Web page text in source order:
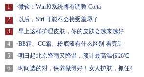
1
2
3
4
5
6
·微软：Win10系统将有调整 Corta
· 以后，Siri 可能不会接受羞辱了
·早上这样护理皮肤，你的皮肤会越来越好
·BB霜、CC霜、粉底液有什么区别 看完让
·明日起北京降雨又降温，预计最高温仅26℃
·时间选的对，保养做得好！女人护肤，抓住4